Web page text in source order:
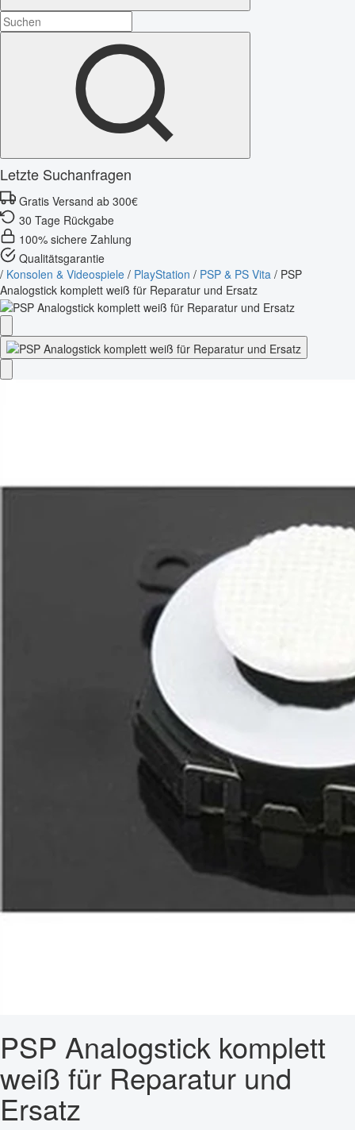
Letzte Suchanfragen
Gratis Versand ab 300€
30 Tage Rückgabe
100% sichere Zahlung
Qualitätsgarantie
/ Konsolen & Videospiele / PlayStation / PSP & PS Vita / PSP
Analogstick komplett weiß für Reparatur und Ersatz
PSP Analogstick komplett
weiß für Reparatur und
Ersatz